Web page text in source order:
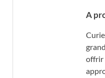
A
offrir